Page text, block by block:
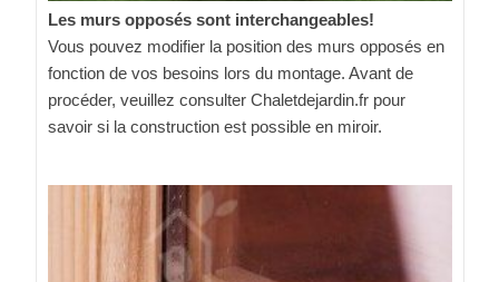
Les murs opposés sont interchangeables!
Vous pouvez modifier la position des murs opposés en
fonction de vos besoins lors du montage. Avant de
procéder, veuillez consulter Chaletdejardin.fr pour
savoir si la construction est possible en miroir.